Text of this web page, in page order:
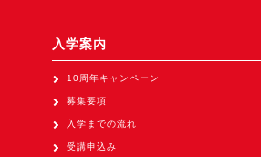
（1/8～10東京ビッグサイト）に出展。
Tsumiki Community Day 2026
（5/27～28 秋葉原UDX）に出展。
入学案内
10周年キャンペーン
募集要項
入学までの流れ
受講申込み